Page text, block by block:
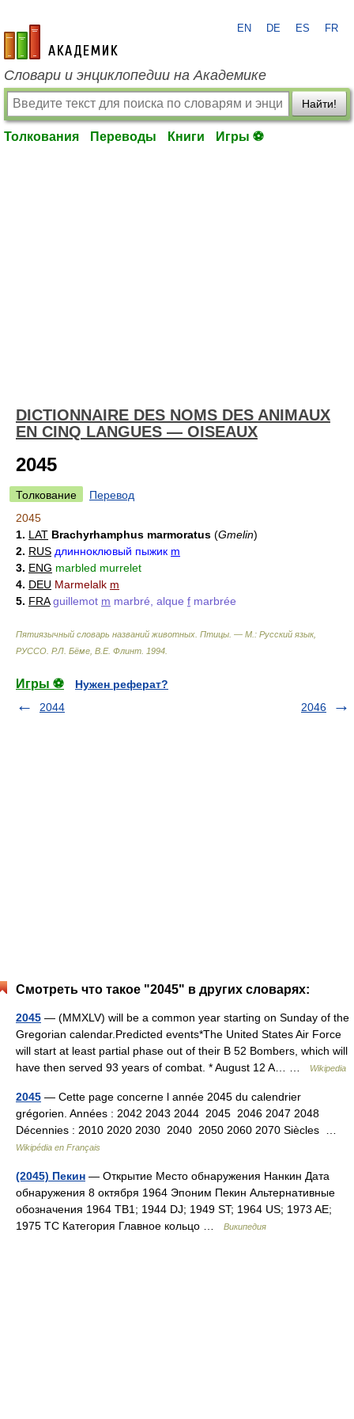
academic.ru
EN DE ES FR
Словари и энциклопедии на Академике
Найти!
Толкования Переводы Книги Игры ⚽
DICTIONNAIRE DES NOMS DES ANIMAUX
EN CINQ LANGUES — OISEAUX
2045
Толкование
Перевод
2045
1. LAT Brachyrhamphus marmoratus (Gmelin)
2. RUS длинноклювый пыжик m
3. ENG marbled murrelet
4. DEU Marmelalk m
5. FRA guillemot m marbré, alque f marbrée
Пятиязычный словарь названий животных. Птицы. — М.: Русский язык,
РУССО Р.Л. Бёме, В.Е. Флинт 1994
Игры ⚽
Нужен реферат?
2044
2046
Смотреть что такое "2045" в других словарях:
2045 — (MMXLV) will be a common year starting on Sunday of the
Gregorian calendar.Predicted events*The United States Air Force
will start at least partial phase out of their B 52 Bombers, which will
have then served 93 years of combat. * August 12 A… …
Wikipedia
2045 — Cette page concerne l année 2045 du calendrier
grégorien. Années : 2042 2043 2044 2045 2046 2047 2048
Décennies : 2010 2020 2030 2040 2050 2060 2070 Siècles …
Wikipédia en Français
(2045) Пекин — Открытие Место обнаружения Нанкин Дата
обнаружения 8 октября 1964 Эпоним Пекин Альтернативные
обозначения 1964 TB1; 1944 DJ; 1949 ST; 1964 US; 1973 AE;
1975 TC Категория Главное кольцо …
Википедия